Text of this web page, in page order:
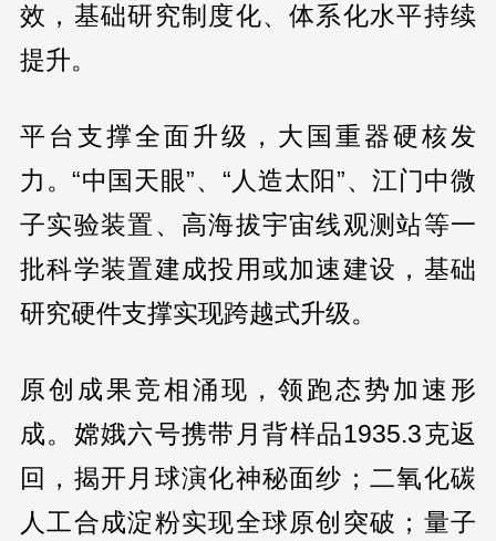
效，基础研究制度化、体系化水平持续
提升。
平台支撑全面升级，大国重器硬核发
力。“中国天眼”、“人造太阳”、江门中微
子实验装置、高海拔宇宙线观测站等一
批科学装置建成投用或加速建设，基础
研究硬件支撑实现跨越式升级。
原创成果竞相涌现，领跑态势加速形
成。嫦娥六号携带月背样品1935.3克返
回，揭开月球演化神秘面纱；二氧化碳
人工合成淀粉实现全球原创突破；量子